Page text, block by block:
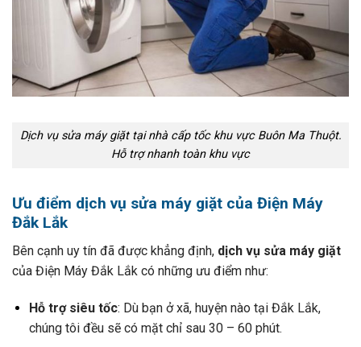
Dịch vụ sửa máy giặt tại nhà cấp tốc khu vực Buôn Ma Thuột.
Hỗ trợ nhanh toàn khu vực
Ưu điểm dịch vụ sửa máy giặt của Điện Máy
Đắk Lắk
Bên cạnh uy tín đã được khẳng định, dịch vụ sửa máy giặt
của Điện Máy Đắk Lắk có những ưu điểm như:
Hỗ trợ siêu tốc: Dù bạn ở xã, huyện nào tại Đắk Lắk,
chúng tôi đều sẽ có mặt chỉ sau 30 – 60 phút.